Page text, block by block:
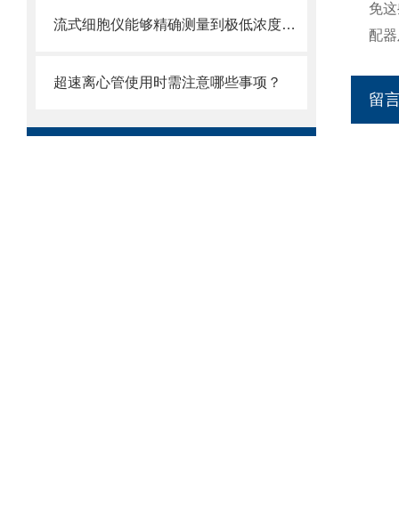
流式细胞仪能够精确测量到极低浓度的标记物
超速离心管使用时需注意哪些事项？
免
配
留